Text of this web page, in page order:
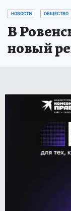
НОВОСТИ ОБЩЕСТВО
В
новый